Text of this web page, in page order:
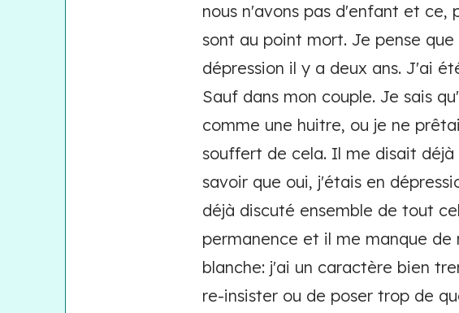
nous n'avons pas d'enfant et ce,
sont au point mort. Je pense
dépression il y a deux ans. J'ai
Sauf dans mon couple. Je sais
comme une huitre, ou je ne
souffert de cela. Il me disait
savoir que oui, j'étais en
déjà discuté ensemble de tout
permanence et il me manque
blanche: j'ai un caractère bien
re-insister ou de poser trop de